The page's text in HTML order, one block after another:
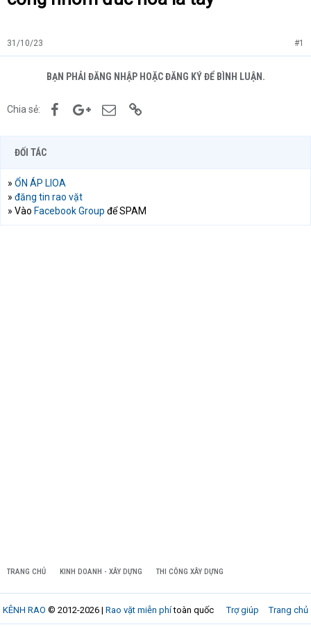
31/10/23 #1
BẠN PHẢI ĐĂNG NHẬP HOẶC ĐĂNG KÝ ĐỂ BÌNH LUẬN.
Chia sẻ: FacebookGoogle+Email
ĐỐI TÁC
» ỔN ÁP LIOA
» đăng tin rao vặt
» Vào Facebook Group để SPAM
TRANG CHỦ KINH DOANH - XÂY DỰNG THI CÔNG XÂY DỰNG
Trợ giúp Trang chủ
KÊNH RAO © 2012-2026 | Rao vặt miễn phítoàn quốc